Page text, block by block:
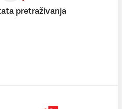
pretraživanja